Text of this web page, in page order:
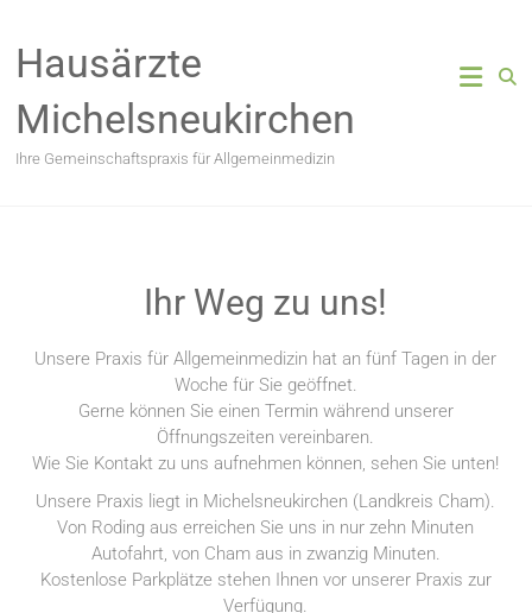
Hausärzte
Michelsneukirchen
Ihre Gemeinschaftspraxis für Allgemeinmedizin
Ihr Weg zu uns!
Unsere Praxis für Allgemeinmedizin hat an fünf Tagen in der
Woche für Sie geöffnet.
Gerne können Sie einen Termin während unserer
Öffnungszeiten vereinbaren.
Wie Sie Kontakt zu uns aufnehmen können, sehen Sie unten!
Unsere Praxis liegt in Michelsneukirchen (Landkreis Cham).
Von Roding aus erreichen Sie uns in nur zehn Minuten
Autofahrt, von Cham aus in zwanzig Minuten.
Kostenlose Parkplätze stehen Ihnen vor unserer Praxis zur
Verfügung.